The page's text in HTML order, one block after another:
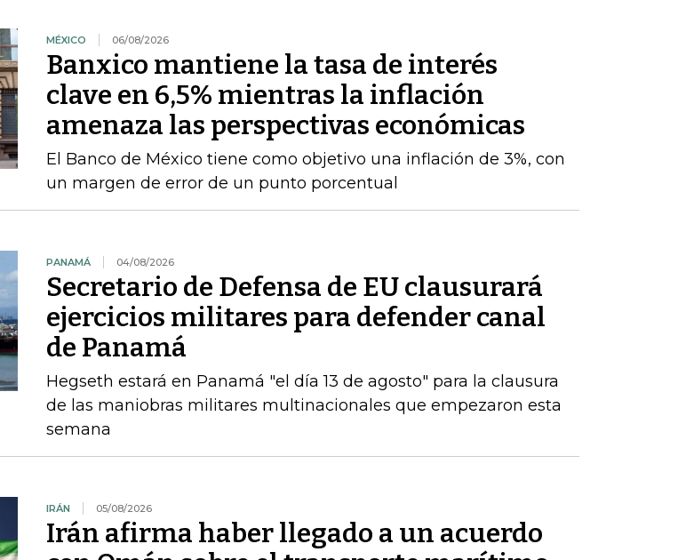
MÉXICO 06/08/2026
Banxico mantiene la tasa de interés
clave en 6,5% mientras la inflación
amenaza las perspectivas económicas
El Banco de México tiene como objetivo una inflación de 3%, con
un margen de error de un punto porcentual
PANAMÁ 04/08/2026
Secretario de Defensa de EU clausurará
ejercicios militares para defender canal
de Panamá
Hegseth estará en Panamá "el día 13 de agosto" para la clausura
de las maniobras militares multinacionales que empezaron esta
semana
IRÁN 05/08/2026
Irán afirma haber llegado a un acuerdo